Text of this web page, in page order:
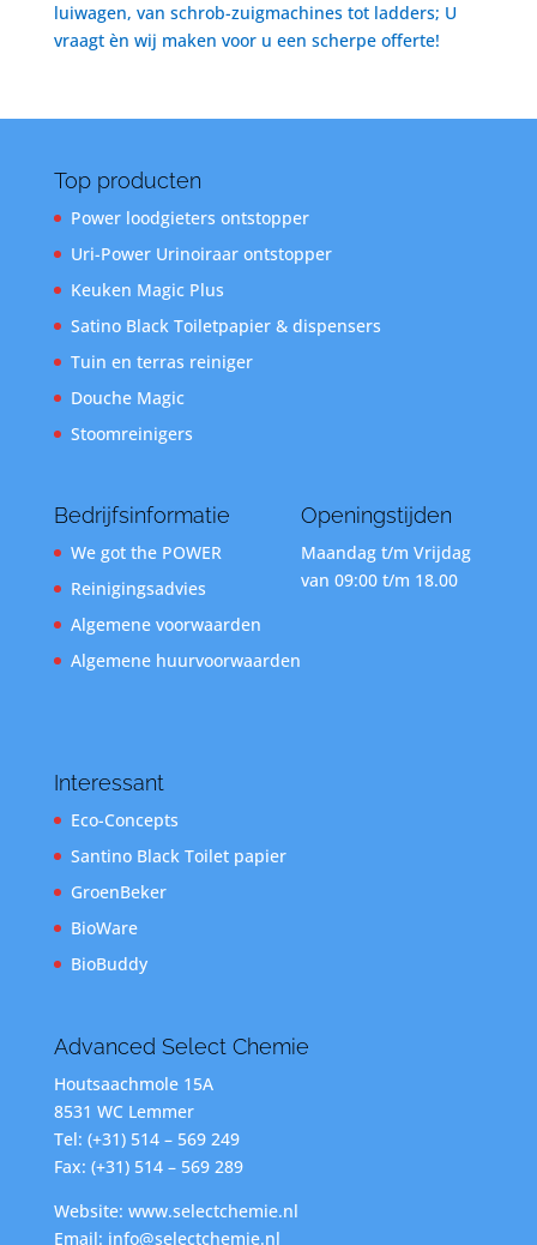
luiwagen, van schrob-zuigmachines tot ladders; U
vraagt èn wij maken voor u een scherpe offerte!
Top producten
Power loodgieters ontstopper
Uri-Power Urinoiraar ontstopper
Keuken Magic Plus
Satino Black Toiletpapier & dispensers
Tuin en terras reiniger
Douche Magic
Stoomreinigers
Bedrijfsinformatie
We got the POWER
Reinigingsadvies
Algemene voorwaarden
Algemene huurvoorwaarden
Openingstijden
Maandag t/m Vrijdag
van 09:00 t/m 18.00
Interessant
Eco-Concepts
Santino Black Toilet papier
GroenBeker
BioWare
BioBuddy
Advanced Select Chemie
Houtsaachmole 15A
8531 WC Lemmer
Tel: (+31) 514 – 569 249
Fax: (+31) 514 – 569 289
Website: www.selectchemie.nl
Email: info@selectchemie.nl